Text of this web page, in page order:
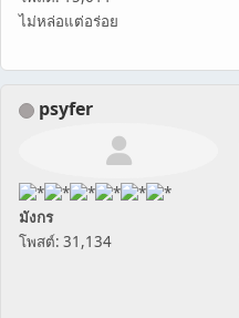
ไม่หล่อแต่อร่อย
psyfer
มังกร
โพสต์: 31,134